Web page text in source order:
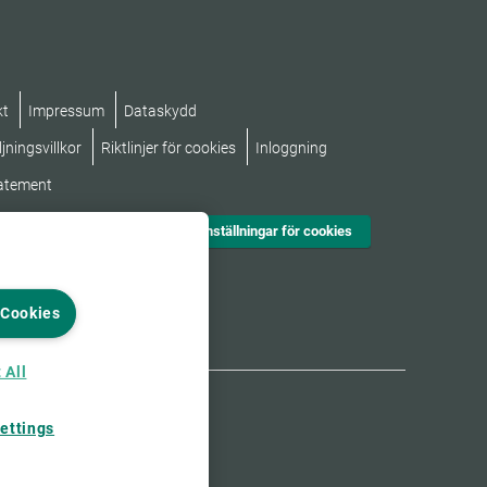
Impressum Dataskydd
Riktlinjer för cookies Inloggning
Inställningar för cookies